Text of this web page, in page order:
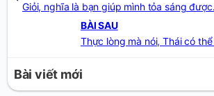
BÀI SAU
Bài viết mới